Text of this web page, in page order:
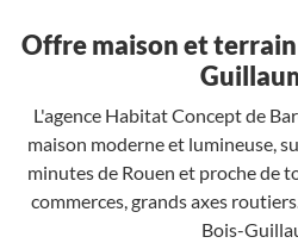
Offre maison et
L'agence Habitat Concept de
maison moderne et lumineuse,
minutes de Rouen et proche de
commerces, grands axes
Bois-